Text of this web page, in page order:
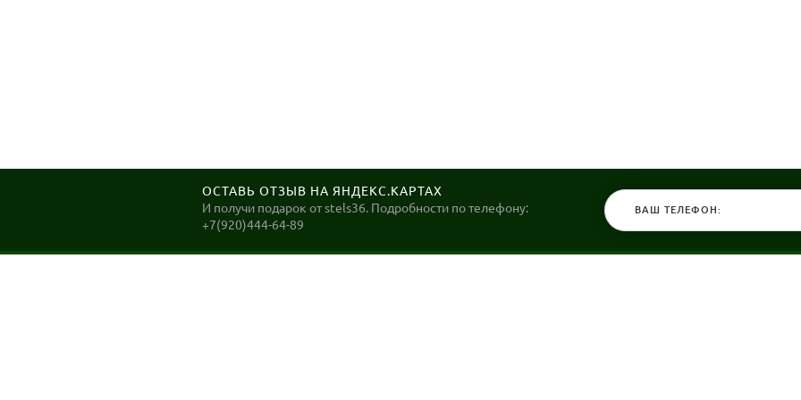
ОСТАВЬ ОТЗЫВ НА ЯНДЕКС.КАРТАХ
И получи подарок от stels36. Подробности по телефону:
+7(920)444-64-89